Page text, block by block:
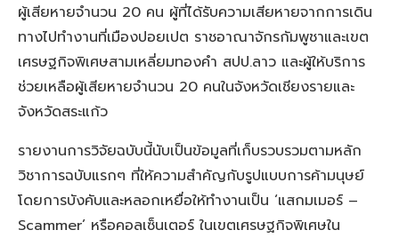
ผู้เสียหายจำนวน 20 คน ผู้ที่ได้รับความเสียหายจากการเดิน
ทางไปทำงานที่เมืองปอยเปต ราชอาณาจักรกัมพูชาและเขต
เศรษฐกิจพิเศษสามเหลี่ยมทองคำ สปป.ลาว และผู้ให้บริการ
ช่วยเหลือผู้เสียหายจำนวน 20 คนในจังหวัดเชียงรายและ
จังหวัดสระแก้ว
รายงานการวิจัยฉบับนี้นับเป็นข้อมูลที่เก็บรวบรวมตามหลัก
วิชาการฉบับแรกๆ ที่ให้ความสำคัญกับรูปแบบการค้ามนุษย์
โดยการบังคับและหลอกเหยื่อให้ทำงานเป็น ‘แสกมเมอร์ –
Scammer’ หรือคอลเซ็นเตอร์ ในเขตเศรษฐกิจพิเศษใน